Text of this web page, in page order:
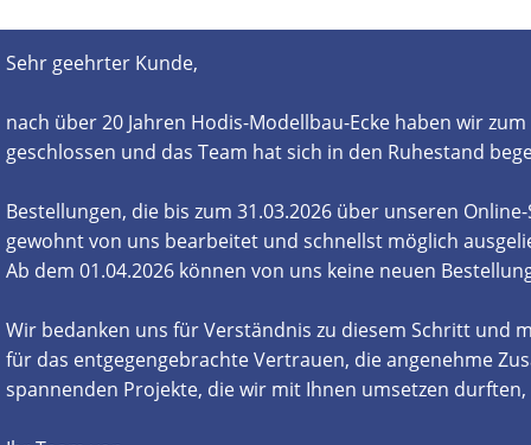
Sehr geehrter Kunde,
nach über 20 Jahren Hodis-Modellbau-Ecke haben wir
geschlossen und das Team hat sich in den Ruhestand
Bestellungen, die bis zum 31.03.2026 über unseren
gewohnt von uns bearbeitet und schnellst möglich
Ab dem 01.04.2026 können von uns keine neuen
Wir bedanken uns für Verständnis zu diesem Schritt und
für das entgegengebrachte Vertrauen, die angenehme
spannenden Projekte, die wir mit Ihnen umsetzen